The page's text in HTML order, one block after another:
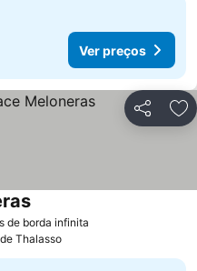
Ver preços
Partilhar
de borda infinita
Thalasso